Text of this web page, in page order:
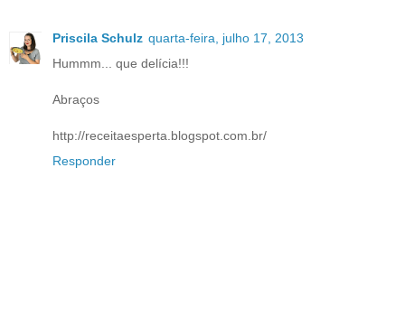
Priscila Schulz quarta-feira, julho 17, 2013
Hummm... que delícia!!!
Abraços
http://receitaesperta.blogspot.com.br/
Responder